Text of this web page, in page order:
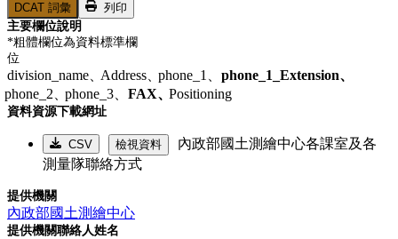
DCAT 詞彙
列印
主要欄位說明
*粗體欄位為資料標準欄
位
division_name、Address、phone_1、 phone_1_Extension、
phone_2、phone_3、 FAX、Positioning
資料資源下載網址
CSV 檢視資料
內政部國土測繪中心各課室及各
測量隊聯絡方式
提供機關
內政部國土測繪中心
提供機關聯絡人姓名